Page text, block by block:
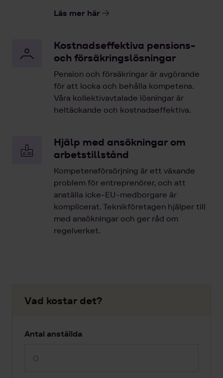
Läs mer här
Kostnadseffektiva pensions-
och försäkringslösningar
Pension och försäkringar är avgörande
för att locka och behålla kompetens.
Våra kollektivavtalade lösningar är
heltäckande och kostnadseffektiva.
Hjälp med ansökningar om
arbetstillstånd
Kompetensförsörjning är ett växande
problem för entreprenörer, och att
anställa icke-EU-medborgare är
komplicerat. Teknikföretagen hjälper till
med ansökningar och ger råd om
regelverket.
Vad kostar det?
Antal anställda